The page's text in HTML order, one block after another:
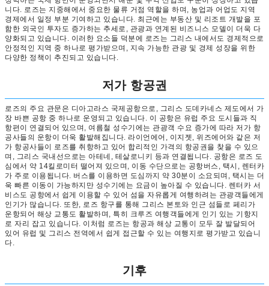
니다. 로즈는 지중해에서 중요한 물류 거점 역할을 하며, 농업과 어업도 지역
경제에서 일정 부분 기여하고 있습니다. 최근에는 부동산 및 리조트 개발을 포
함한 외국인 투자도 증가하는 추세로, 관광과 연계된 비즈니스 모델이 더욱 다
양화되고 있습니다. 이러한 요소들 덕분에 로즈는 그리스 내에서도 경제적으로
안정적인 지역 중 하나로 평가받으며, 지속 가능한 관광 및 경제 성장을 위한
다양한 정책이 추진되고 있습니다.
저가 항공권
로즈의 주요 관문은 디아고라스 국제공항으로, 그리스 도데카네스 제도에서 가
장 바쁜 공항 중 하나로 운영되고 있습니다. 이 공항은 유럽 주요 도시들과 직
항편이 연결되어 있으며, 여름철 성수기에는 관광객 수요 증가에 따라 저가 항
공사들의 운항이 더욱 활발해집니다. 라이언에어, 이지젯, 위즈에어와 같은 저
가 항공사들이 로즈를 취항하고 있어 합리적인 가격의 항공권을 찾을 수 있으
며, 그리스 국내선으로는 아테네, 테살로니키 등과 연결됩니다. 공항은 로즈 도
심에서 약 14킬로미터 떨어져 있으며, 이동 수단으로는 공항버스, 택시, 렌터카
가 주로 이용됩니다. 버스를 이용하면 도심까지 약 30분이 소요되며, 택시는 더
욱 빠른 이동이 가능하지만 성수기에는 요금이 높아질 수 있습니다. 렌터카 서
비스도 공항에서 쉽게 이용할 수 있어 섬을 자유롭게 여행하려는 관광객들에게
인기가 많습니다. 또한, 로즈 항구를 통해 그리스 본토와 인근 섬들로 페리가
운항되어 해상 교통도 활발하며, 특히 크루즈 여행객들에게 인기 있는 기항지
로 자리 잡고 있습니다. 이처럼 로즈는 항공과 해상 교통이 모두 잘 발달되어
있어 유럽 및 그리스 전역에서 쉽게 접근할 수 있는 여행지로 평가받고 있습니
다.
기후